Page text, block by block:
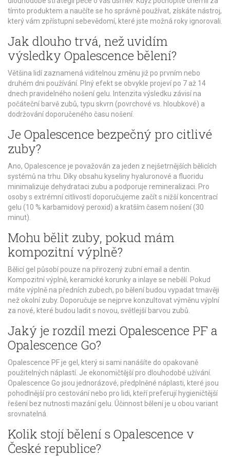
tímto produktem a naučíte se ho správně používat, získáte nástroj,
který vám zpřístupní sebevědomí, které jste možná roky ignorovali.
Jak dlouho trvá, než uvidím
výsledky Opalescence bělení?
Většina lidí zaznamená viditelnou změnu již po prvním nebo
druhém dni používání. Plný efekt se obvykle projeví po 7 až 14
dnech pravidelného nošení gelu. Intenzita výsledku závisí na
počáteční barvě zubů, typu skvrn (povrchové vs. hloubkové) a
dodržování doporučeného času nošení.
Je Opalescence bezpečný pro citlivé
zuby?
Ano, Opalescence je považován za jeden z nejšetrnějších bělicích
systémů na trhu. Díky obsahu kyseliny hyaluronové a fluoridu
minimalizuje dehydrataci zubu a podporuje remineralizaci. Pro
osoby s extrémní citlivostí doporučujeme začít s nižší koncentrací
gelu (10 % karbamidový peroxid) a kratším časem nošení (30
minut).
Mohu bělit zuby, pokud mám
kompozitní výplně?
Bělicí gel působí pouze na přirozený zubní email a dentin.
Kompozitní výplně, keramické korunky a inlaye se nebělí. Pokud
máte výplně na předních zubech, po bělení budou vypadat tmavěji
než okolní zuby. Doporučuje se nejprve konzultovat výměnu výplní
za nové, které budou ladit s novou, světlejší barvou zubů.
Jaký je rozdíl mezi Opalescence PF a
Opalescence Go?
Opalescence PF je gel, který si sami nanášíte do opakovaně
použitelných náplastí. Je ekonomičtější pro dlouhodobé užívání.
Opalescence Go jsou jednorázové, předplněné náplasti, které jsou
pohodlnější pro cestování nebo pro lidi, kteří preferují hygieničtější
řešení bez nutnosti mazání gelu. Účinnost bělení je u obou variant
srovnatelná.
Kolik stojí bělení s Opalescence v
České republice?